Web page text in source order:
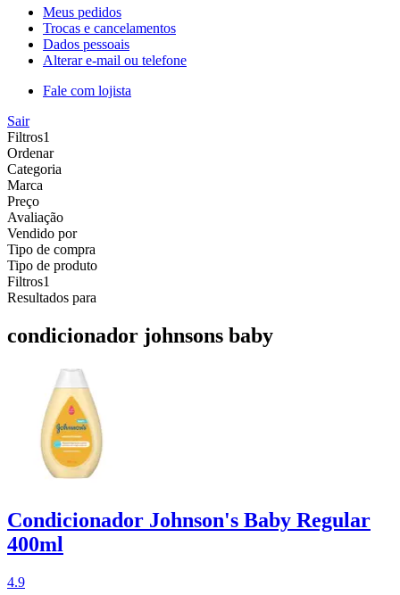
Meus pedidos
Trocas e cancelamentos
Dados pessoais
Alterar e-mail ou telefone
Fale com lojista
Sair
Filtros1
Ordenar
Categoria
Marca
Preço
Avaliação
Vendido por
Tipo de compra
Tipo de produto
Filtros1
Resultados para
condicionador johnsons baby
Condicionador Johnson's Baby Regular
400ml
4.9